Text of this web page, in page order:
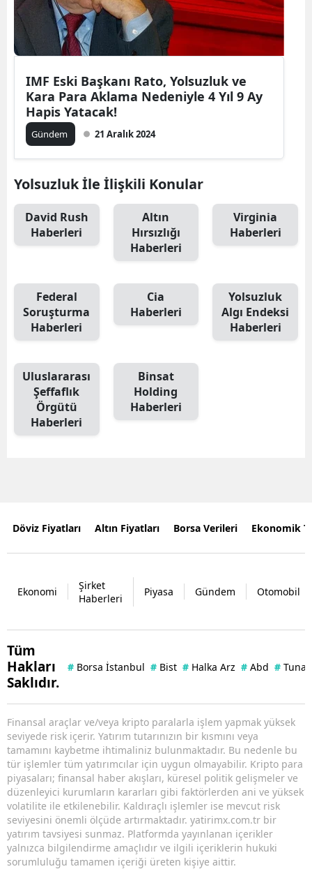
IMF Eski Başkanı Rato, Yolsuzluk ve
Kara Para Aklama Nedeniyle 4 Yıl 9 Ay
Hapis Yatacak!
Gündem 21 Aralık 2024
Yolsuzluk İle İlişkili Konular
David Rush
Haberleri
Altın
Hırsızlığı
Haberleri
Virginia
Haberleri
Federal
Soruşturma
Haberleri
Cia
Haberleri
Yolsuzluk
Algı Endeksi
Haberleri
Uluslararası
Şeffaflık
Örgütü
Haberleri
Binsat
Holding
Haberleri
Döviz Fiyatları Altın Fiyatları Borsa Verileri Ekonomik
Ekonomi
Şirket
Haberleri
Piyasa Gündem Otomobil
Tüm
Hakları
Saklıdır.
# Borsa İstanbul # Bist # Halka Arz # Abd # Tuna
Finansal araçlar ve/veya kripto paralarla işlem yapmak yüksek
seviyede risk içerir. Yatırım tutarınızın bir kısmını veya
tamamını kaybetme ihtimaliniz bulunmaktadır. Bu nedenle bu
tür işlemler tüm yatırımcılar için uygun olmayabilir. Kripto para
piyasaları; finansal haber akışları, küresel politik gelişmeler ve
düzenleyici kurumların kararları gibi faktörlerden ani ve yüksek
volatilite ile etkilenebilir. Kaldıraçlı işlemler ise mevcut risk
seviyesini önemli ölçüde artırmaktadır. yatirimx.com.tr bir
yatırım tavsiyesi sunmaz. Platformda yayınlanan içerikler
yalnızca bilgilendirme amaçlıdır ve ilgili içeriklerin hukuki
sorumluluğu tamamen içeriği üreten kişiye aittir.